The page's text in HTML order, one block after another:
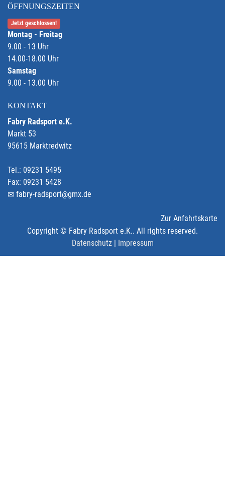
ÖFFNUNGSZEITEN
Jetzt geschlossen!
Montag - Freitag
9.00 - 13 Uhr
14.00-18.00 Uhr
Samstag
9.00 - 13.00 Uhr
KONTAKT
Fabry Radsport e.K.
Markt 53
95615 Marktredwitz
Tel.: 09231 5495
Fax: 09231 5428
fabry-radsport@gmx.de
Zur Anfahrtskarte
Copyright © Fabry Radsport e.K.. All rights reserved.
Datenschutz| Impressum